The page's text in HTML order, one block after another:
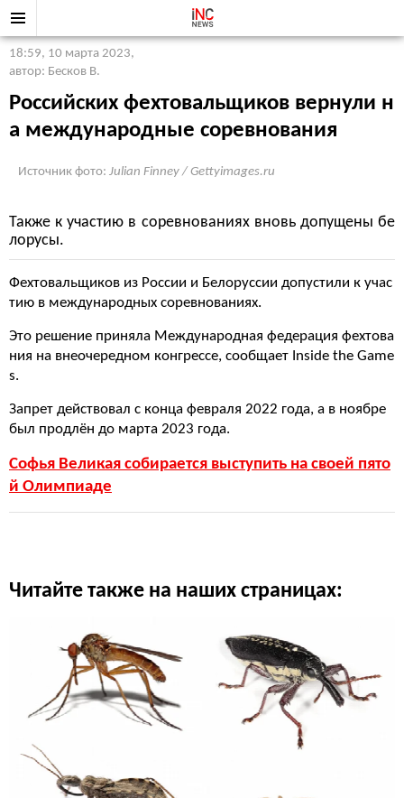
18:59, 10 марта 2023,
автор: Бесков В.
Российских фехтовальщиков вернули н
а международные соревнования
Источник фото: Julian Finney / Gettyimages.ru
Также к участию в соревнованиях вновь допущены бе
лорусы.
Фехтовальщиков из России и Белоруссии допустили к учас
тию в международных соревнованиях.
Это решение приняла Международная федерация фехтова
ния на внеочередном конгрессе, сообщает Inside the Game
s.
Запрет действовал с конца февраля 2022 года, а в ноябре
был продлён до марта 2023 года.
Софья Великая собирается выступить на своей пято
й Олимпиаде
Читайте также на наших страницах: